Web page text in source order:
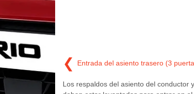
❮ Entrada del asiento trasero (3
Los respaldos del asiento del conductor